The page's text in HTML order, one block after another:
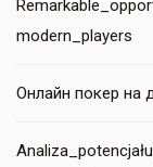
modern_players
Онлайн покер на